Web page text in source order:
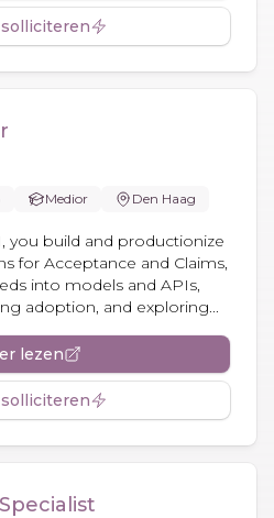
Medior Den Haag
you build and productionize
for Acceptance and Claims,
into models and APIs,
adoption, and exploring...
lezen